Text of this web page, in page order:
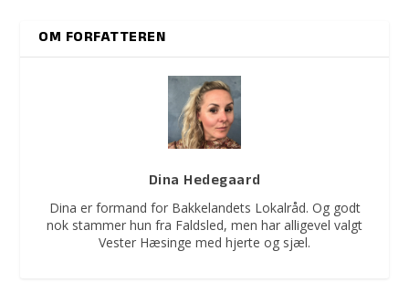
OM FORFATTEREN
Dina Hedegaard
Dina er formand for Bakkelandets Lokalråd. Og godt
nok stammer hun fra Faldsled, men har alligevel valgt
Vester Hæsinge med hjerte og sjæl.